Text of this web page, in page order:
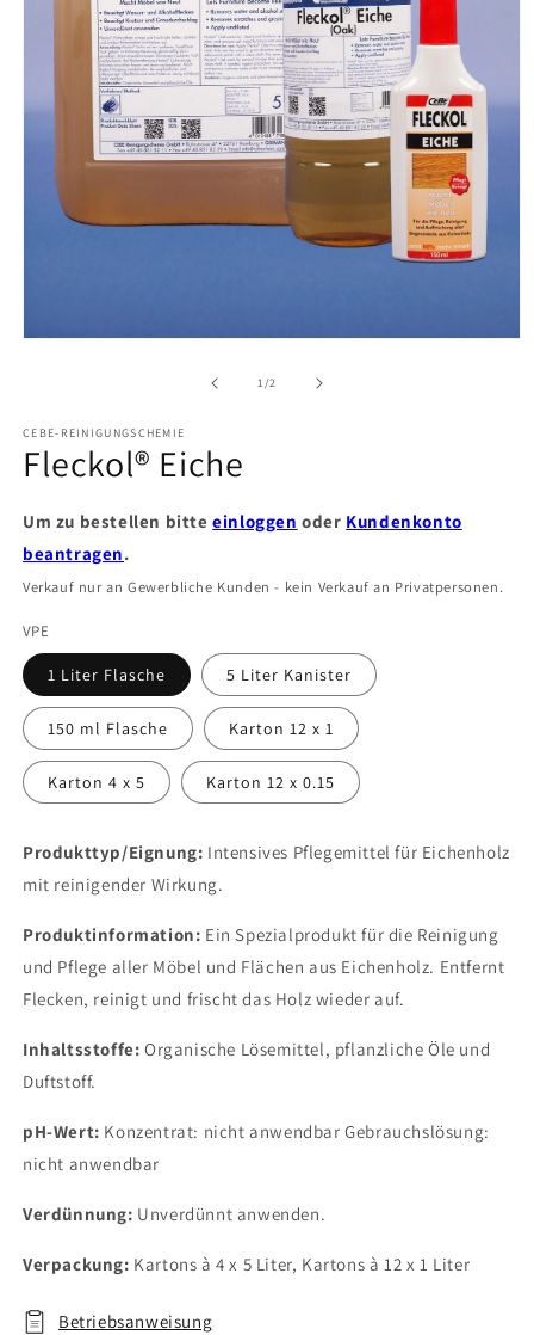
1/von
2
CEBE-REINIGUNGSCHEMIE
Fleckol® Eiche
Um zu bestellen bitteeinloggen oder Kundenkonto
beantragen.
Verkauf nur an Gewerbliche Kunden - kein Verkauf an Privatpersonen.
VPE
1 Liter Flasche 5 Liter Kanister
150 ml Flasche Karton 12 x 1
Karton 4 x 5 Karton 12 x 0.15
Produkttyp/Eignung: Intensives Pflegemittel für Eichenholz
mit reinigender Wirkung.
Produktinformation: Ein Spezialprodukt für die Reinigung
und Pflege aller Möbel und Flächen aus Eichenholz. Entfernt
Flecken, reinigt und frischt das Holz wieder auf.
Inhaltsstoffe: Organische Lösemittel, pflanzliche Öle und
Duftstoff.
pH-Wert: Konzentrat: nicht anwendbar Gebrauchslösung:
nicht anwendbar
Verdünnung: Unverdünnt anwenden.
Verpackung: Kartons à 4 x 5 Liter, Kartons à 12 x 1 Liter
Betriebsanweisung